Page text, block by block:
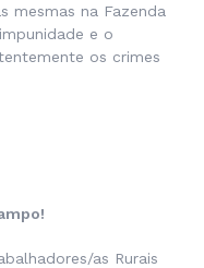
mesmas na Fazenda
e o
os crimes
as Rurais